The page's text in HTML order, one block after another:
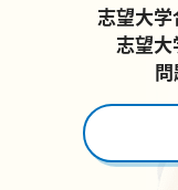
志望大
志望
問